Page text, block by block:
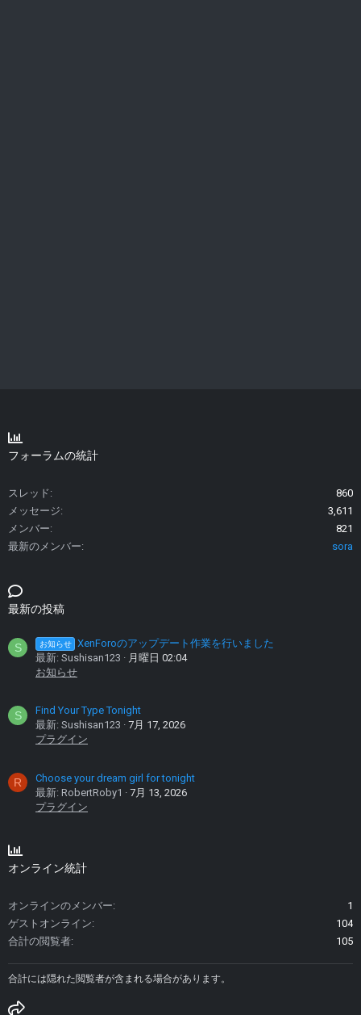
フォーラムの統計
スレッド
860
メッセージ
3,611
メンバー
821
最新のメンバー
sora
最新の投稿
S お知らせ XenForoのアップデート作業を行いました
最新: Sushisan123
月曜日 02:04
お知らせ
S
Find Your Type Tonight
最新: Sushisan123
7月 17, 2026
プラグイン
R
Choose your dream girl for tonight
最新: RobertRoby1
7月 13, 2026
プラグイン
オンライン統計
オンラインのメンバー
1
ゲストオンライン
104
合計の閲覧者
105
合計には隠れた閲覧者が含まれる場合があります。